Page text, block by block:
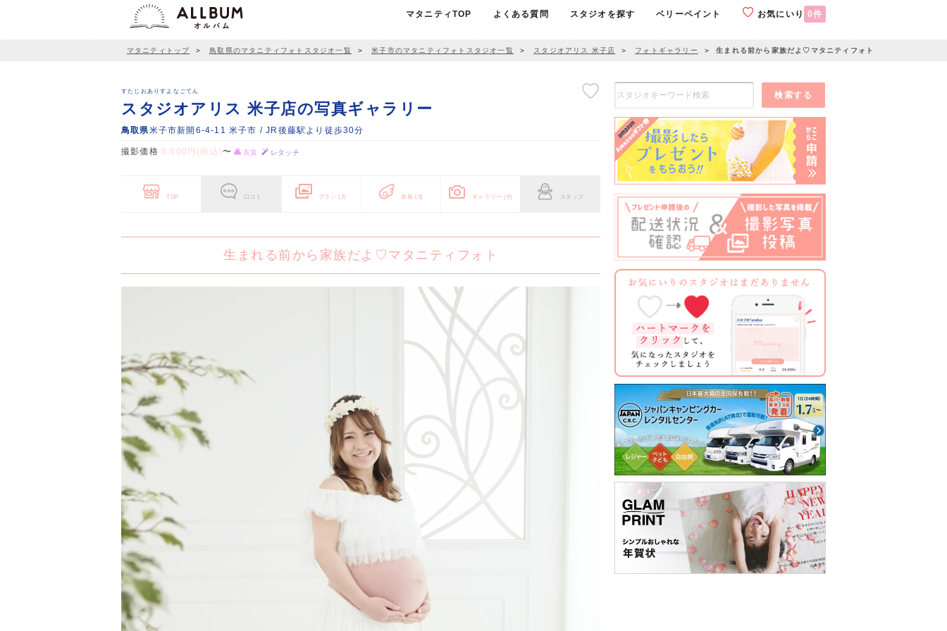
マタニティTOP よくある質問 スタジオを探す ベリーペイント お気にいり 0件
マタニティトップ ＞ 鳥取県のマタニティフォトスタジオ一覧 ＞ 米子市のマタニティフォトスタジオ一覧 ＞ スタジオアリス 米子店 ＞ フォトギャラリー ＞ 生まれる前から家族だよ♡マタニティフォト
すたじおありすよなごてん
スタジオアリス 米子店の写真ギャラリー
鳥取県米子市新開6-4-11 米子市 / JR後藤駅より徒歩30分
撮影価格 5,500円(税込)〜 衣装 レタッチ
TOP 口コミ プラン(2) 衣装(3) ギャラリー(9) スタッフ
生まれる前から家族だよ♡マタニティフォト
検索する